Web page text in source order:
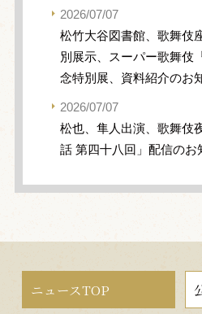
2026/07/07
松竹大谷図書館、歌舞伎
別展示、スーパー歌舞伎
念特別展、資料紹介のお
2026/07/07
松也、隼人出演、歌舞伎
話 第四十八回」配信のお
ニュースTOP